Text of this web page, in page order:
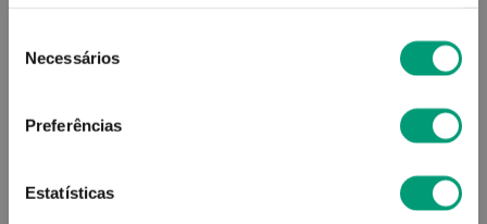
Necessários
Preferências
Estatísticas
18,22 € 17,04 €
ADICIONAR